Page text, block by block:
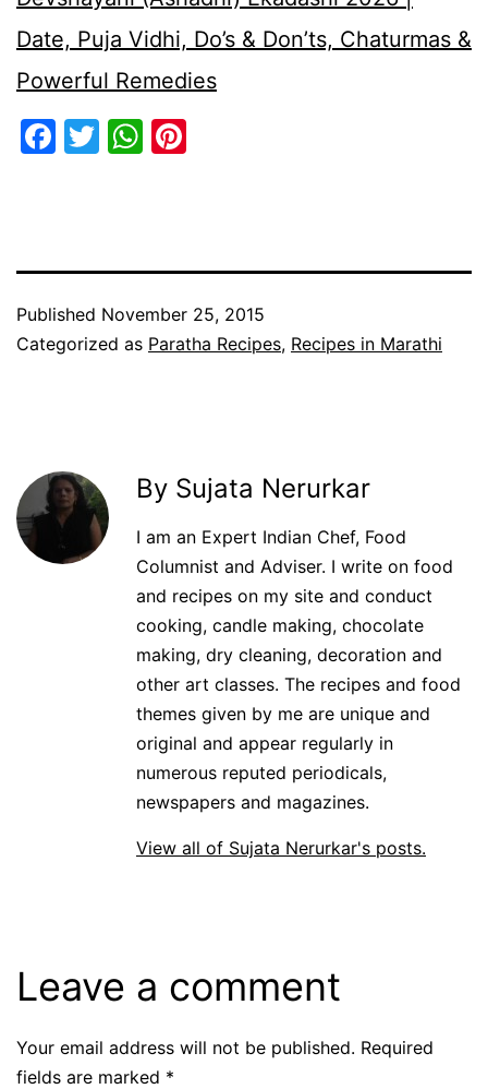
Date, Puja Vidhi, Do’s & Don’ts, Chaturmas &
Powerful Remedies
Facebook
TwitterWhatsApp
Published November 25, 2015
Categorized as Paratha Recipes, Recipes in Marathi
By Sujata Nerurkar
I am an Expert Indian Chef, Food
Columnist and Adviser. I write on food
and recipes on my site and conduct
cooking, candle making, chocolate
making, dry cleaning, decoration and
other art classes. The recipes and food
themes given by me are unique and
original and appear regularly in
numerous reputed periodicals,
newspapers and magazines.
View all of Sujata Nerurkar's posts.
Leave a comment
Your email address will not be published. Required
fields are marked *